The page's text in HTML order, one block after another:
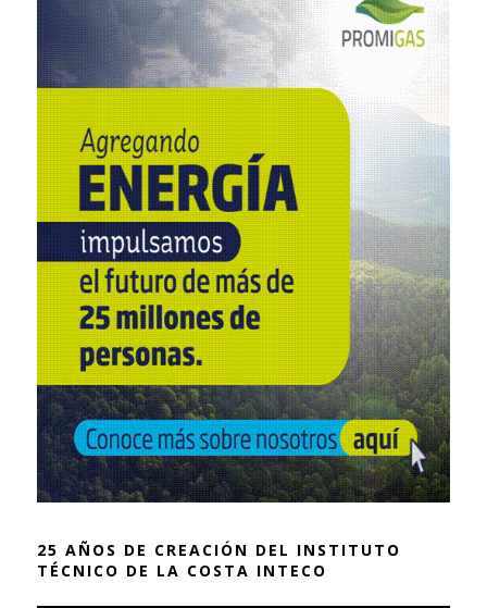
25 AÑOS DE CREACIÓN DEL INSTITUTO
TÉCNICO DE LA COSTA INTECO